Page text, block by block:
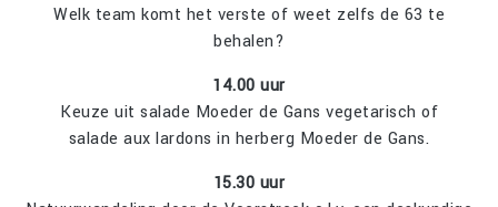
Welk team komt het verste of weet zelfs de 63 te
behalen?
14.00 uur
Keuze uit salade Moeder de Gans vegetarisch of
salade aux lardons in herberg Moeder de Gans.
15.30 uur